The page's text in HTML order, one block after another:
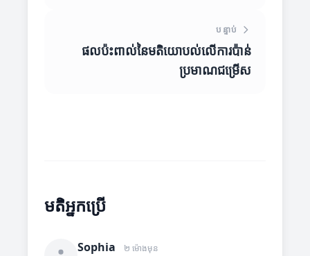
បន្ទាប់
ផលប៉ះពាល់នៃមតិយោបល់លើការប៉ាន់
ប្រមាណជម្រើស
មតិអ្នកប្រើ
Sophia ២ ម៉ោងមុន